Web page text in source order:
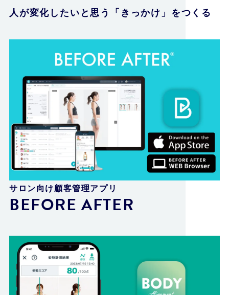
人が変化したいと思う「きっかけ」をつくる
サロン向け顧客管理アプリ
BEFORE AFTER